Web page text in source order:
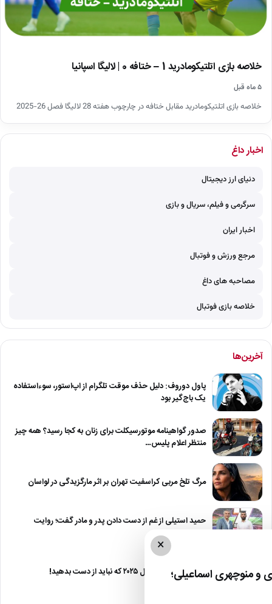
خلاصه بازی اتلتیکومادرید 1 – ختافه 0 | لالیگا اسپانیا
۵ ماه قبل
خلاصه بازی اتلتیکومادرید مقابل ختافه در چارچوب هفته 28 لالیگا فصل 26-2025
اخبار داغ
دنیای ارز دیجیتال
سرگرمی و فیلم، سریال و بازی
اخبار ایران
مرجع ورزش و فوتبال
مصاحبه های داغ
خلاصه بازی فوتبال
آخرین‌ها
پاول دوروف: دلیل حذف موقت تلگرام از اپ‌استور، سوءاستفاده
یک باج‌گیر بود
صدور گواهینامه موتورسیکلت برای زنان به کجا رسید؟ همه چیز
منتظر اعلام پلیس…
مرگ تلخ مربی کراسفیت تهران بر اثر مارگزیدگی در لواسان
حمید استیلی از غم از دست دادن پدر و مادر گفت؛ روایت
معرفی ۶ مینی سریال ۲۰۲۵ که نباید از دست بدهید!
×
منوچهری اسماعیلی؛